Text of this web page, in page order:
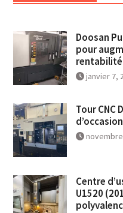
Doosan
pour
rentabilité
janvier 7,
Tour CNC
Centre
U1520